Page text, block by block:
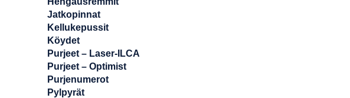
Jatkopinnat
Kellukepussit
Köydet
Purjeet – Laser-ILCA
Purjeet – Optimist
Purjenumerot
Pylpyrät